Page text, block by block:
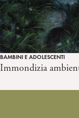
BAMBINI E ADOLESCENTI
Immondizia